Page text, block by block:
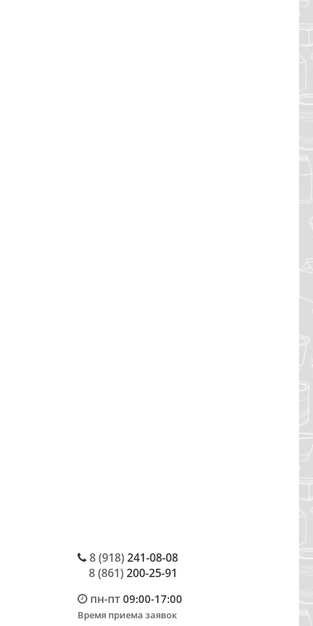
8 (918)241-08-08
8 (861)200-25-91
пн-пт09:00-17:00
Время приема заявок